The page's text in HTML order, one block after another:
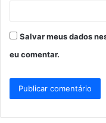
Salvar meus dados
eu comentar.